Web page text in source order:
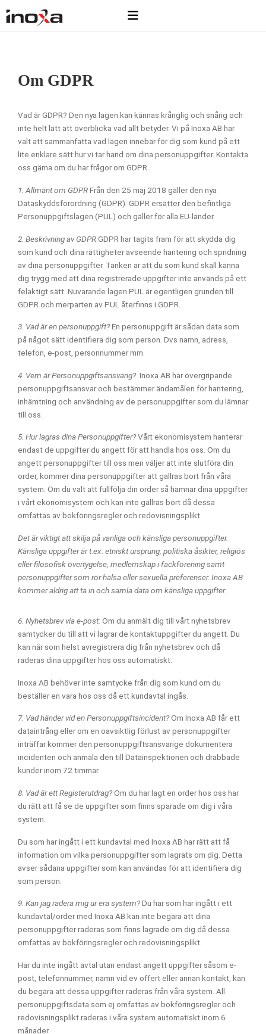
Om GDPR
Vad är GDPR? Den nya lagen kan kännas krånglig och snårig och
inte helt lätt att överblicka vad allt betyder. Vi på Inoxa AB har
valt att sammanfatta vad lagen innebär för dig som kund på ett
lite enklare sätt hur vi tar hand om dina personuppgifter. Kontakta
oss gärna om du har frågor om GDPR.
1. Allmänt om GDPRFrån den 25 maj 2018 gäller den nya
Dataskyddsförordning (GDPR). GDPR ersätter den befintliga
Personuppgiftslagen (PUL) och gäller för alla EU-länder.
2. Beskrivning av GDPRGDPR har tagits fram för att skydda dig
som kund och dina rättigheter avseende hantering och spridning
av dina personuppgifter. Tanken är att du som kund skall känna
dig trygg med att dina registrerade uppgifter inte används på ett
felaktigt sätt. Nuvarande lagen PUL är egentligen grunden till
GDPR och merparten av PUL återfinns i GDPR.
3. Vad är en personuppgift?En personuppgift är sådan data som
på något sätt identifiera dig som person. Dvs namn, adress,
telefon, e-post, personnummer mm.
4. Vem är Personuppgiftsansvarig? Inoxa AB har övergripande
personuppgiftsansvar och bestämmer ändamålen för hantering,
inhämtning och användning av de personuppgifter som du lämnar
till oss.
5. Hur lagras dina Personuppgifter?Vårt ekonomisystem hanterar
endast de uppgifter du angett för att handla hos oss. Om du
angett personuppgifter till oss men väljer att inte slutföra din
order, kommer dina personuppgifter att gallras bort från våra
system. Om du valt att fullfölja din order så hamnar dina uppgifter
i vårt ekonomisystem och kan inte gallras bort då dessa
omfattas av bokföringsregler och redovisningsplikt.
Det är viktigt att skilja på vanliga och känsliga personuppgifter.
Känsliga uppgifter är t.ex. etniskt ursprung, politiska åsikter, religiös
eller filosofisk övertygelse, medlemskap i fackförening samt
personuppgifter som rör hälsa eller sexuella preferenser. Inoxa AB
kommer aldrig att ta in och samla data om känsliga uppgifter.
6. Nyhetsbrev via e-post:Om du anmält dig till vårt nyhetsbrev
samtycker du till att vi lagrar de kontaktuppgifter du angett. Du
kan när som helst avregistrera dig från nyhetsbrev och då
raderas dina uppgifter hos oss automatiskt.
Inoxa AB behöver inte samtycke från dig som kund om du
beställer en vara hos oss då ett kundavtal ingås.
7. Vad händer vid en Personuppgiftsincident?Om Inoxa AB får ett
dataintrång eller om en oavsiktlig förlust av personuppgifter
inträffar kommer den personuppgiftsansvarige dokumentera
incidenten och anmäla den till Datainspektionen och drabbade
kunder inom 72 timmar.
8. Vad är ett Registerutdrag?Om du har lagt en order hos oss har
du rätt att få se de uppgifter som finns sparade om dig i våra
system.
Du som har ingått i ett kundavtal med Inoxa AB har rätt att få
information om vilka personuppgifter som lagrats om dig. Detta
avser sådana uppgifter som kan användas för att identifiera dig
som person.
9. Kan jag radera mig ur era system?Du har som har ingått i ett
kundavtal/order med Inoxa AB kan inte begära att dina
personuppgifter raderas som finns lagrade om dig då dessa
omfattas av bokföringsregler och redovisningsplikt.
Har du inte ingått avtal utan endast angett uppgifter såsom e-
post, telefonnummer, namn vid ev offert eller annan kontakt, kan
du begära att dessa uppgifter raderas från våra system. All
personuppgiftsdata som ej omfattas av bokföringsregler och
redovisningsplikt raderas i våra system automatiskt inom 6
månader.